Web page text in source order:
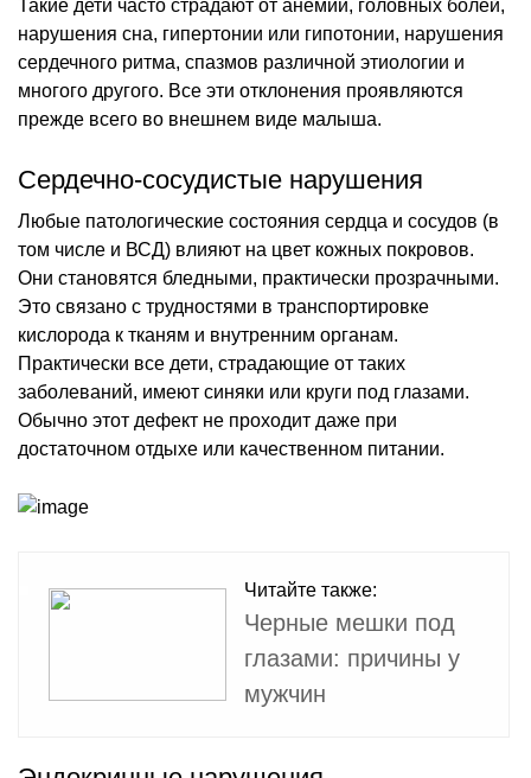
Такие дети часто страдают от анемии, головных болей,
нарушения сна, гипертонии или гипотонии, нарушения
сердечного ритма, спазмов различной этиологии и
многого другого. Все эти отклонения проявляются
прежде всего во внешнем виде малыша.
Сердечно-сосудистые нарушения
Любые патологические состояния сердца и сосудов (в
том числе и ВСД) влияют на цвет кожных покровов.
Они становятся бледными, практически прозрачными.
Это связано с трудностями в транспортировке
кислорода к тканям и внутренним органам.
Практически все дети, страдающие от таких
заболеваний, имеют синяки или круги под глазами.
Обычно этот дефект не проходит даже при
достаточном отдыхе или качественном питании.
Читайте также:
Черные мешки под
глазами: причины у
мужчин